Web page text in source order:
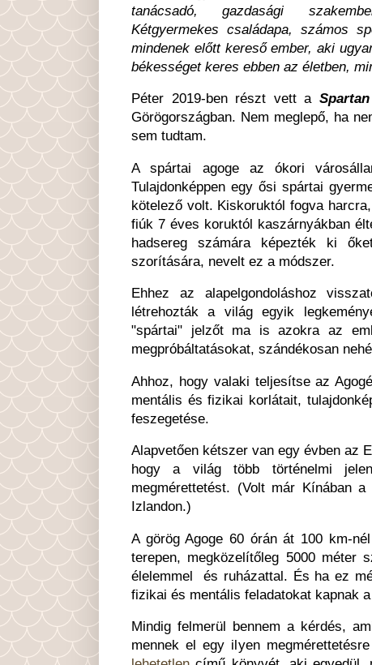
tanácsadó, gazdasági
Kétgyermekes családapa, számos
mindenek előtt kereső ember, aki
békességet keres ebben az életben,
Péter 2019-ben részt vett a
Görögországban. Nem meglepő, ha
sem tudtam.
A spártai agoge az ókori
Tulajdonképpen egy ősi spártai
kötelező volt. Kiskoruktól fogva
fiúk 7 éves koruktól kaszárnyákban
hadsereg számára képezték ki
szorítására, nevelt ez a módszer.
Ehhez az alapelgondoláshoz
létrehozták a világ egyik
"spártai" jelzőt ma is azokra az
megpróbáltatásokat, szándékosan
Ahhoz, hogy valaki teljesítse az
mentális és fizikai korlátait,
feszegetése.
Alapvetően kétszer van egy évben az
hogy a világ több történelmi
megmérettetést. (Volt már Kínában
Izlandon.)
A görög Agoge 60 órán át 100 km-
terepen, megközelítőleg 5000 méter
élelemmel és ruházattal. És ha ez
fizikai és mentális feladatokat kapnak a
Mindig felmerül bennem a kérdés,
mennek el egy ilyen